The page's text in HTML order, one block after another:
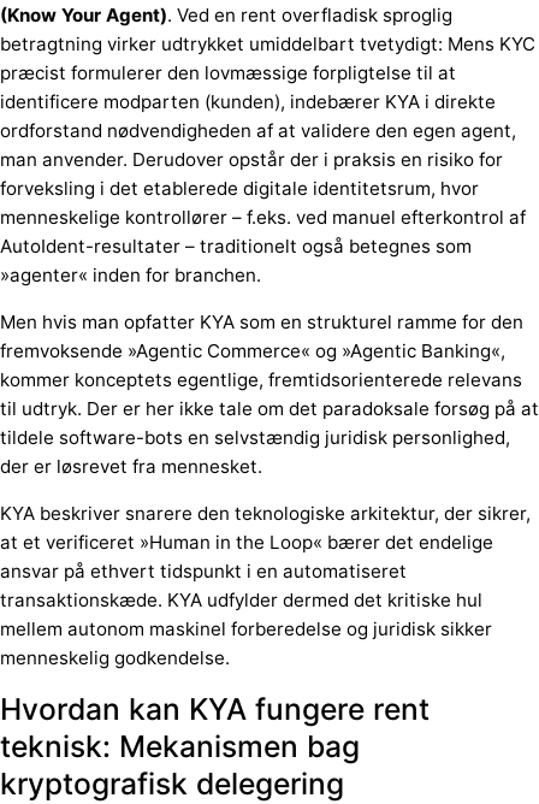
(Know Your Agent). Ved en rent overfladisk sproglig
betragtning virker udtrykket umiddelbart tvetydigt: Mens KYC
præcist formulerer den lovmæssige forpligtelse til at
identificere modparten (kunden), indebærer KYA i direkte
ordforstand nødvendigheden af at validere den egen agent,
man anvender. Derudover opstår der i praksis en risiko for
forveksling i det etablerede digitale identitetsrum, hvor
menneskelige kontrollører – f.eks. ved manuel efterkontrol af
AutoIdent-resultater – traditionelt også betegnes som
»agenter« inden for branchen.
Men hvis man opfatter KYA som en strukturel ramme for den
fremvoksende »Agentic Commerce« og »Agentic Banking«,
kommer konceptets egentlige, fremtidsorienterede relevans
til udtryk. Der er her ikke tale om det paradoksale forsøg på at
tildele software-bots en selvstændig juridisk personlighed,
der er løsrevet fra mennesket.
KYA beskriver snarere den teknologiske arkitektur, der sikrer,
at et verificeret »Human in the Loop« bærer det endelige
ansvar på ethvert tidspunkt i en automatiseret
transaktionskæde. KYA udfylder dermed det kritiske hul
mellem autonom maskinel forberedelse og juridisk sikker
menneskelig godkendelse.
Hvordan kan KYA fungere rent
teknisk: Mekanismen bag
kryptografisk delegering